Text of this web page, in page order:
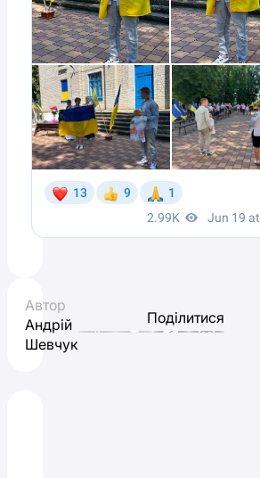
Автор
Андрій
Шевчук
Поділитися